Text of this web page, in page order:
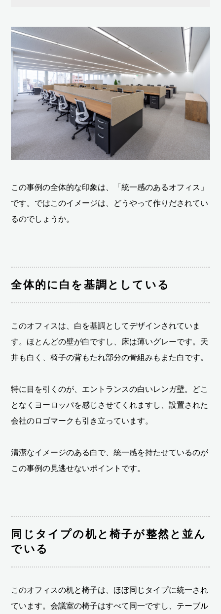
この事例の全体的な印象は、「統一感のあるオフィス」
です。ではこのイメージは、どうやって作りだされてい
るのでしょうか。
全体的に白を基調としている
このオフィスは、白を基調としてデザインされていま
す。ほとんどの壁が白ですし、床は薄いグレーです。天
井も白く、椅子の背もたれ部分の骨組みもまた白です。
特に目を引くのが、エントランスの白いレンガ壁。どこ
となくヨーロッパを感じさせてくれますし、設置された
会社のロゴマークも引き立っています。
清潔なイメージのある白で、統一感を持たせているのが
この事例の見逃せないポイントです。
同じタイプの机と椅子が整然と並ん
でいる
このオフィスの机と椅子は、ほぼ同じタイプに統一され
ています。会議室の椅子はすべて同一ですし、テーブル